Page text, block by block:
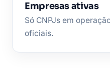
Empresas ativas
Só CNPJs em
oficiais.